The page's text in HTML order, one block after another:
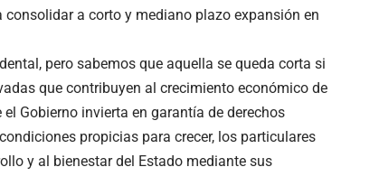
a corto y mediano plazo expansión en
pero sabemos que aquella se queda corta si
que contribuyen al crecimiento económico de
Gobierno invierta en garantía de derechos
propicias para crecer, los particulares
y al bienestar del Estado mediante sus